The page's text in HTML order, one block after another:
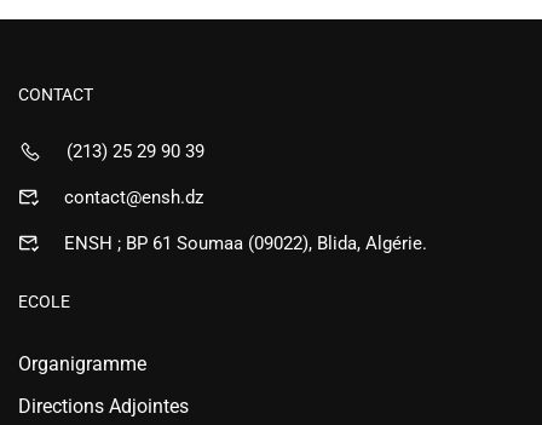
CONTACT
(213) 25 29 90 39
contact@ensh.dz
ENSH ; BP 61 Soumaa (09022), Blida, Algérie.
ECOLE
Organigramme
Directions Adjointes